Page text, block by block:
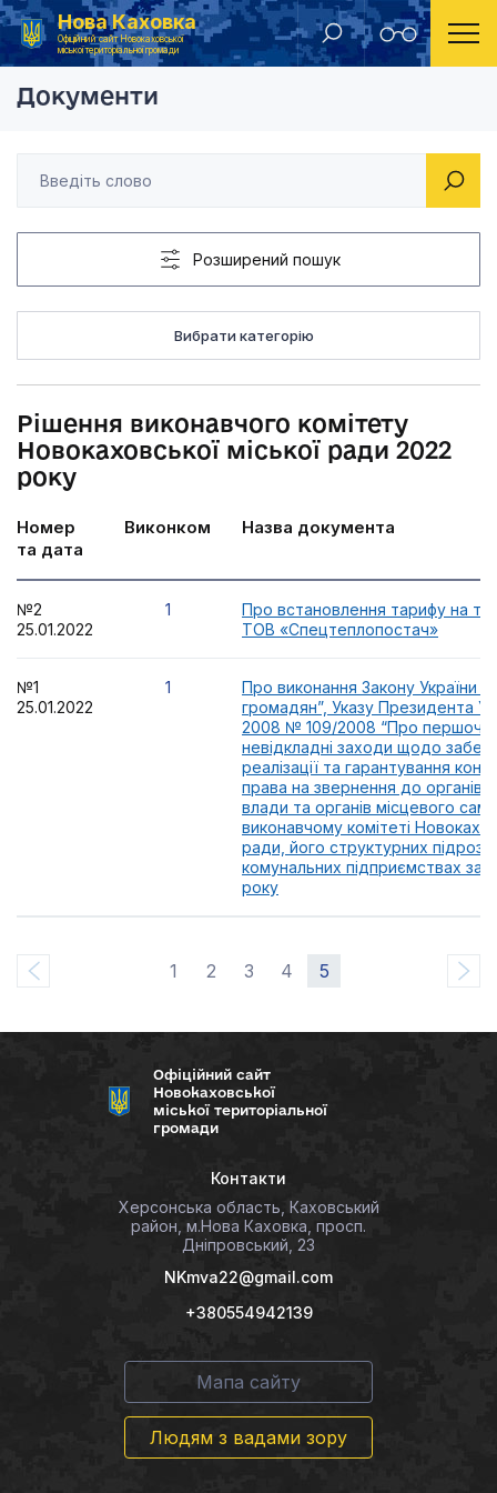
Нова Каховка
Офіційний сайт Новокаховської
міської територіальної громади
Головна Рішення виконавчого комітету Новокаховської
Документи
Розширений пошук
Вибрати категорію
Рішення виконавчого комітету
Новокаховської міської ради 2022
року
Номер
та дата
Виконком Назва документа
№2
25.01.2022
1
Про встановлення тарифу на
ТОВ «Спецтеплопостач»
№1
25.01.2022
1
Про виконання Закону України
громадян”, Указу Президента
2008 № 109/2008 “Про
невідкладні заходи щодо
реалізації та гарантування
права на звернення до органів
влади та органів місцевого
виконавчому комітеті
ради, його структурних
комунальних підприємствах за
року
1 2 3 4 5
Офіційний сайт
Новокаховської
міської територіальної
громади
Контакти
Херсонська область, Каховський
район, м.Нова Каховка, просп.
Дніпровський, 23
NKmva22@gmail.com
+380554942139
Мапа сайту
Людям з вадами зору